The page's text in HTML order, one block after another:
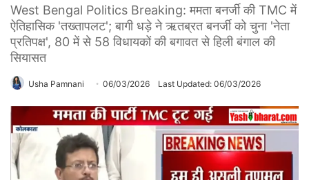
West Bengal Politics Breaking: ममता बनर्जी की TMC में
ऐतिहासिक 'तख्तापलट'; बागी धड़े ने ऋतब्रत बनर्जी को चुना 'नेता
प्रतिपक्ष', 80 में से 58 विधायकों की बगावत से हिली बंगाल की
सियासत
Usha Pamnani 06/03/2026 Last Updated: 06/03/2026